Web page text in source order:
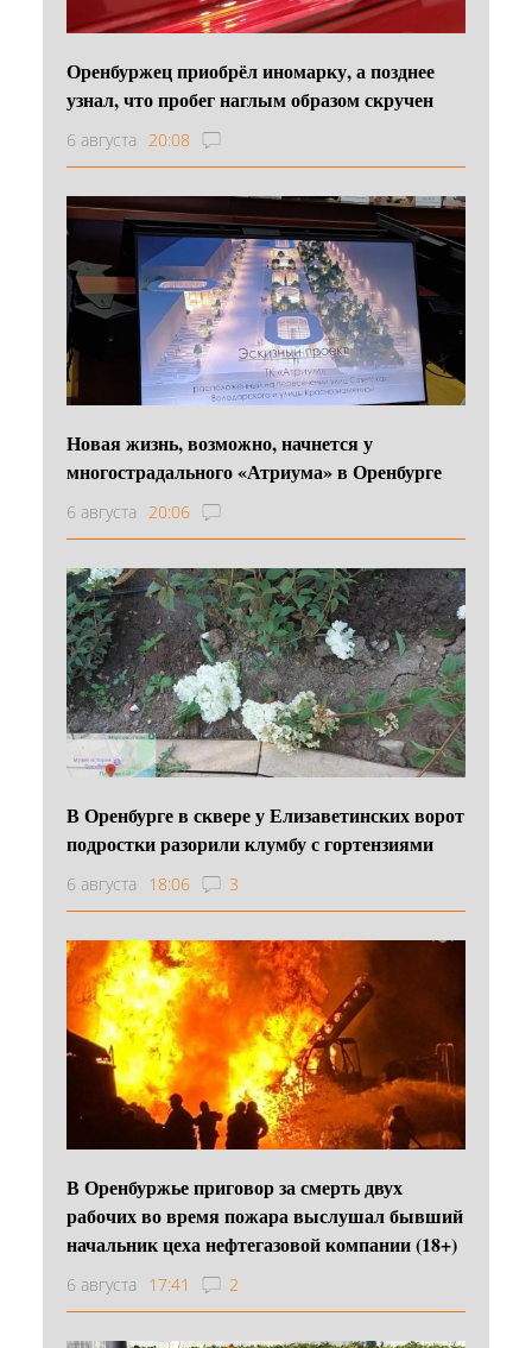
Оренбуржец приобрёл иномарку, а позднее
узнал, что пробег наглым образом скручен
6 августа 20:08
Новая жизнь, возможно, начнется у
многострадального «Атриума» в Оренбурге
6 августа 20:06
В Оренбурге в сквере у Елизаветинских ворот
подростки разорили клумбу с гортензиями
6 августа 18:06 3
В Оренбуржье приговор за смерть двух
рабочих во время пожара выслушал бывший
начальник цеха нефтегазовой компании (18+)
6 августа 17:41 2